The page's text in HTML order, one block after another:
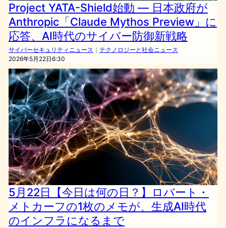
Project YATA-Shield始動 — 日本政府が
Anthropic「Claude Mythos Preview」に
応答、AI時代のサイバー防御新戦略
サイバーセキュリティニュース ｜ テクノロジーと社会ニュース
2026年5月22日6:30
5月22日【今日は何の日？】ロバート・
メトカーフの1枚のメモが、生成AI時代
のインフラになるまで